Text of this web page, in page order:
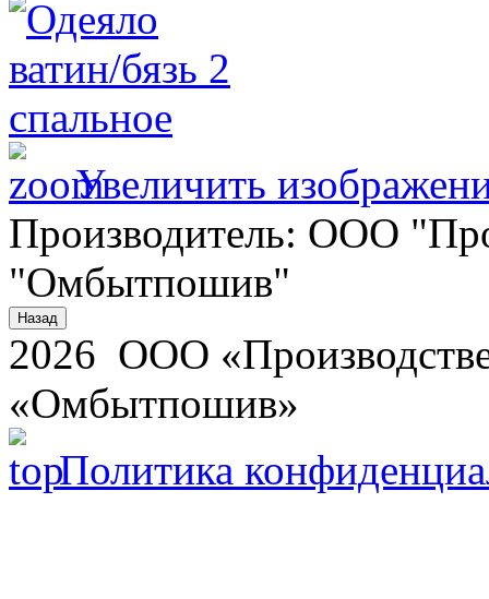
Увеличить
Производитель: ООО
"Омбытпошив"
2026 ООО
«Омбытпошив»
Политика